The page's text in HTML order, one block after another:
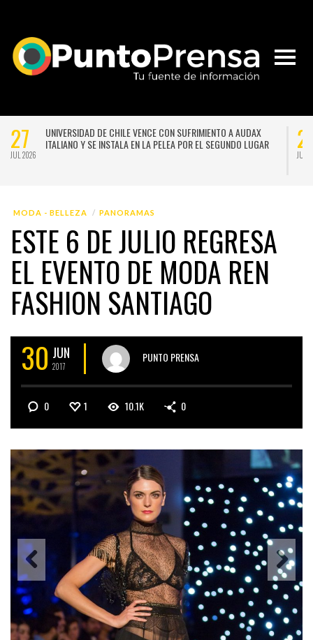
DE CHILE VENCE CON SUFRIMIENTO A AUDAX
Y SE INSTALA EN LA PELEA POR EL SEGUNDO LUGAR
27
LA
MODA - BELLEZA PANORAMAS
ESTE 6 DE JULIO REGRESA
EL EVENTO DE MODA REN
FASHION SANTIAGO
30 JUN
2017
PUNTO PRENSA
0 1 10.1K 0